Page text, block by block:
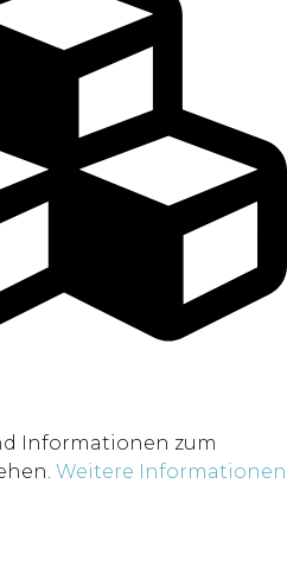
Informationen zum
Weitere Informationen